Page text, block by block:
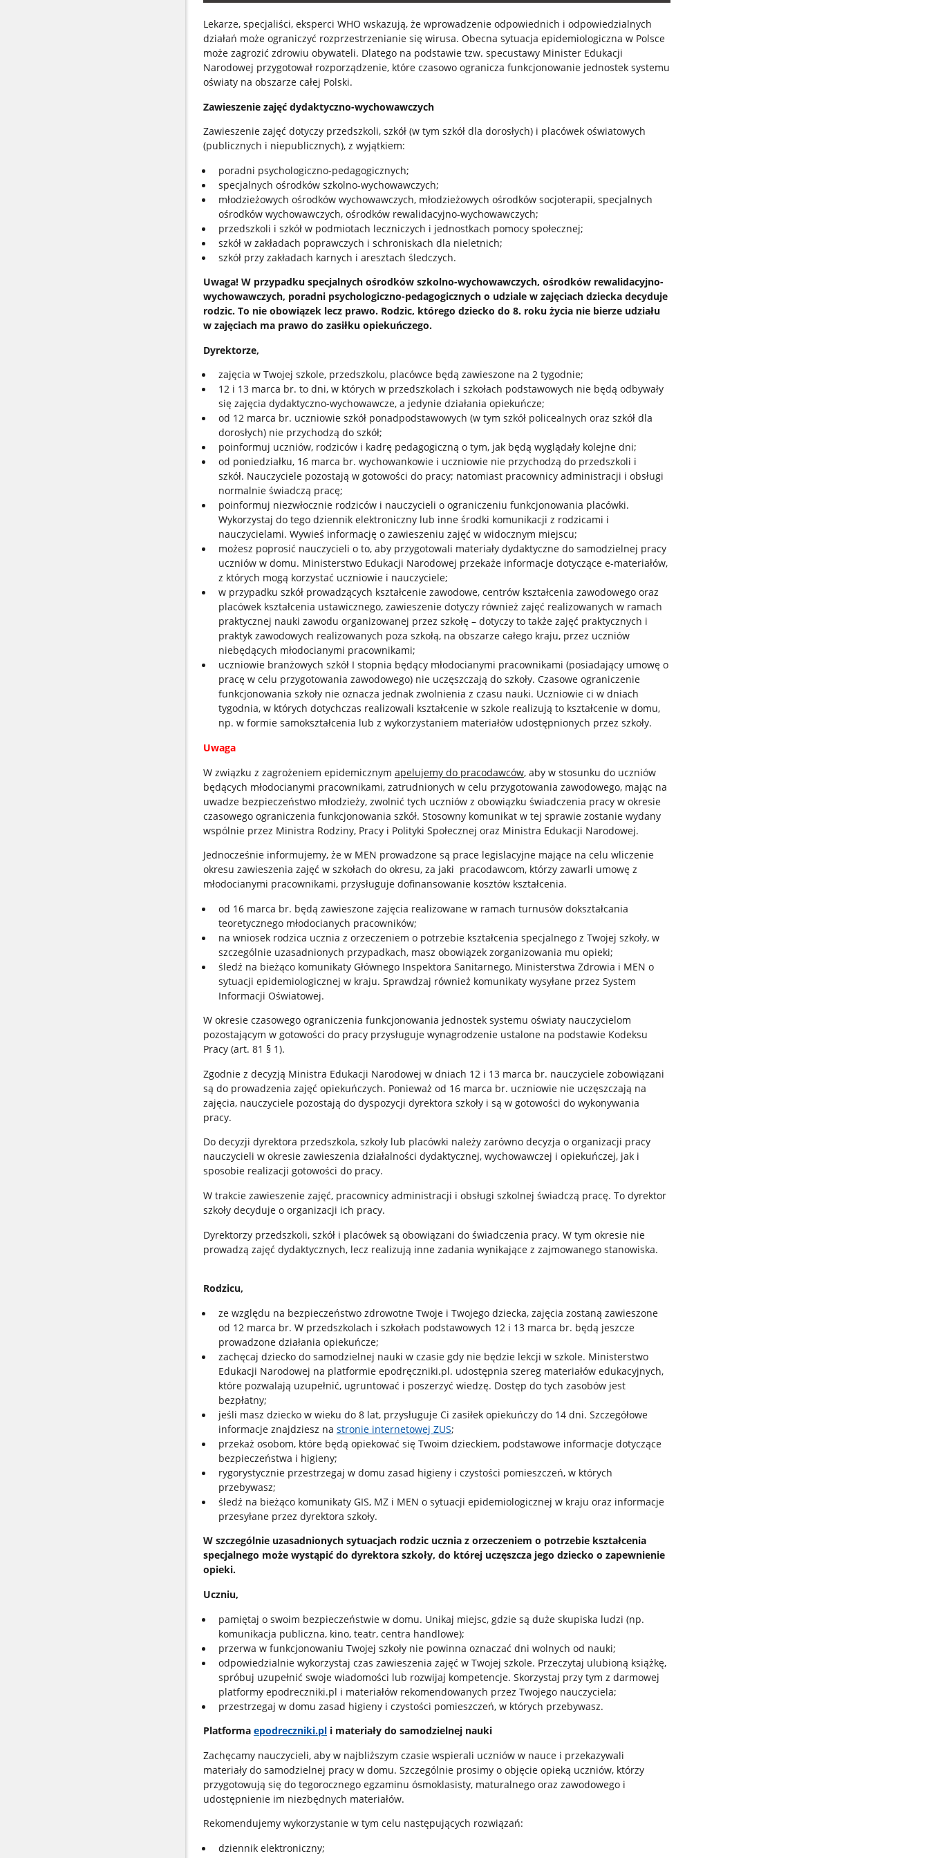
Lekarze, specjaliści, eksperci WHO wskazują, że wprowadzenie odpowiednich i odpowiedzialnych
działań może ograniczyć rozprzestrzenianie się wirusa. Obecna sytuacja epidemiologiczna w Polsce
może zagrozić zdrowiu obywateli. Dlatego na podstawie tzw. specustawy Minister Edukacji
Narodowej przygotował rozporządzenie, które czasowo ogranicza funkcjonowanie jednostek systemu
oświaty na obszarze całej Polski.
Zawieszenie zajęć dydaktyczno-wychowawczych
Zawieszenie zajęć dotyczy przedszkoli, szkół (w tym szkół dla dorosłych) i placówek oświatowych
(publicznych i niepublicznych), z wyjątkiem:
poradni psychologiczno-pedagogicznych;
specjalnych ośrodków szkolno-wychowawczych;
młodzieżowych ośrodków wychowawczych, młodzieżowych ośrodków socjoterapii, specjalnych
ośrodków wychowawczych, ośrodków rewalidacyjno-wychowawczych;
przedszkoli i szkół w podmiotach leczniczych i jednostkach pomocy społecznej;
szkół w zakładach poprawczych i schroniskach dla nieletnich;
szkół przy zakładach karnych i aresztach śledczych.
Uwaga! W przypadku specjalnych ośrodków szkolno-wychowawczych, ośrodków rewalidacyjno-
wychowawczych, poradni psychologiczno-pedagogicznych o udziale w zajęciach dziecka decyduje
rodzic. To nie obowiązek lecz prawo. Rodzic, którego dziecko do 8. roku życia nie bierze udziału
w zajęciach ma prawo do zasiłku opiekuńczego.
Dyrektorze,
zajęcia w Twojej szkole, przedszkolu, placówce będą zawieszone na 2 tygodnie;
12 i 13 marca br. to dni, w których w przedszkolach i szkołach podstawowych nie będą odbywały
się zajęcia dydaktyczno-wychowawcze, a jedynie działania opiekuńcze;
od 12 marca br. uczniowie szkół ponadpodstawowych (w tym szkół policealnych oraz szkół dla
dorosłych) nie przychodzą do szkół;
poinformuj uczniów, rodziców i kadrę pedagogiczną o tym, jak będą wyglądały kolejne dni;
od poniedziałku, 16 marca br. wychowankowie i uczniowie nie przychodzą do przedszkoli i
szkół. Nauczyciele pozostają w gotowości do pracy; natomiast pracownicy administracji i obsługi
normalnie świadczą pracę;
poinformuj niezwłocznie rodziców i nauczycieli o ograniczeniu funkcjonowania placówki.
Wykorzystaj do tego dziennik elektroniczny lub inne środki komunikacji z rodzicami i
nauczycielami. Wywieś informację o zawieszeniu zajęć w widocznym miejscu;
możesz poprosić nauczycieli o to, aby przygotowali materiały dydaktyczne do samodzielnej pracy
uczniów w domu. Ministerstwo Edukacji Narodowej przekaże informacje dotyczące e-materiałów,
z których mogą korzystać uczniowie i nauczyciele;
w przypadku szkół prowadzących kształcenie zawodowe, centrów kształcenia zawodowego oraz
placówek kształcenia ustawicznego, zawieszenie dotyczy również zajęć realizowanych w ramach
praktycznej nauki zawodu organizowanej przez szkołę – dotyczy to także zajęć praktycznych i
praktyk zawodowych realizowanych poza szkołą, na obszarze całego kraju, przez uczniów
niebędących młodocianymi pracownikami;
uczniowie branżowych szkół I stopnia będący młodocianymi pracownikami (posiadający umowę o
pracę w celu przygotowania zawodowego) nie uczęszczają do szkoły. Czasowe ograniczenie
funkcjonowania szkoły nie oznacza jednak zwolnienia z czasu nauki. Uczniowie ci w dniach
tygodnia, w których dotychczas realizowali kształcenie w szkole realizują to kształcenie w domu,
np. w formie samokształcenia lub z wykorzystaniem materiałów udostępnionych przez szkoły.
Uwaga
W związku z zagrożeniem epidemicznym apelujemy do pracodawców, aby w stosunku do uczniów
będących młodocianymi pracownikami, zatrudnionych w celu przygotowania zawodowego, mając na
uwadze bezpieczeństwo młodzieży, zwolnić tych uczniów z obowiązku świadczenia pracy w okresie
czasowego ograniczenia funkcjonowania szkół. Stosowny komunikat w tej sprawie zostanie wydany
wspólnie przez Ministra Rodziny, Pracy i Polityki Społecznej oraz Ministra Edukacji Narodowej.
Jednocześnie informujemy, że w MEN prowadzone są prace legislacyjne mające na celu wliczenie
okresu zawieszenia zajęć w szkołach do okresu, za jaki pracodawcom, którzy zawarli umowę z
młodocianymi pracownikami, przysługuje dofinansowanie kosztów kształcenia.
od 16 marca br. będą zawieszone zajęcia realizowane w ramach turnusów dokształcania
teoretycznego młodocianych pracowników;
na wniosek rodzica ucznia z orzeczeniem o potrzebie kształcenia specjalnego z Twojej szkoły, w
szczególnie uzasadnionych przypadkach, masz obowiązek zorganizowania mu opieki;
śledź na bieżąco komunikaty Głównego Inspektora Sanitarnego, Ministerstwa Zdrowia i MEN o
sytuacji epidemiologicznej w kraju. Sprawdzaj również komunikaty wysyłane przez System
Informacji Oświatowej.
W okresie czasowego ograniczenia funkcjonowania jednostek systemu oświaty nauczycielom
pozostającym w gotowości do pracy przysługuje wynagrodzenie ustalone na podstawie Kodeksu
Pracy (art. 81 § 1).
Zgodnie z decyzją Ministra Edukacji Narodowej w dniach 12 i 13 marca br. nauczyciele zobowiązani
są do prowadzenia zajęć opiekuńczych. Ponieważ od 16 marca br. uczniowie nie uczęszczają na
zajęcia, nauczyciele pozostają do dyspozycji dyrektora szkoły i są w gotowości do wykonywania
pracy.
Do decyzji dyrektora przedszkola, szkoły lub placówki należy zarówno decyzja o organizacji pracy
nauczycieli w okresie zawieszenia działalności dydaktycznej, wychowawczej i opiekuńczej, jak i
sposobie realizacji gotowości do pracy.
W trakcie zawieszenie zajęć, pracownicy administracji i obsługi szkolnej świadczą pracę. To dyrektor
szkoły decyduje o organizacji ich pracy.
Dyrektorzy przedszkoli, szkół i placówek są obowiązani do świadczenia pracy. W tym okresie nie
prowadzą zajęć dydaktycznych, lecz realizują inne zadania wynikające z zajmowanego stanowiska.
Rodzicu,
ze względu na bezpieczeństwo zdrowotne Twoje i Twojego dziecka, zajęcia zostaną zawieszone
od 12 marca br. W przedszkolach i szkołach podstawowych 12 i 13 marca br. będą jeszcze
prowadzone działania opiekuńcze;
zachęcaj dziecko do samodzielnej nauki w czasie gdy nie będzie lekcji w szkole. Ministerstwo
Edukacji Narodowej na platformie epodręczniki.pl. udostępnia szereg materiałów edukacyjnych,
które pozwalają uzupełnić, ugruntować i poszerzyć wiedzę. Dostęp do tych zasobów jest
bezpłatny;
jeśli masz dziecko w wieku do 8 lat, przysługuje Ci zasiłek opiekuńczy do 14 dni. Szczegółowe
informacje znajdziesz na stronie internetowej ZUS;
przekaż osobom, które będą opiekować się Twoim dzieckiem, podstawowe informacje dotyczące
bezpieczeństwa i higieny;
rygorystycznie przestrzegaj w domu zasad higieny i czystości pomieszczeń, w których
przebywasz;
śledź na bieżąco komunikaty GIS, MZ i MEN o sytuacji epidemiologicznej w kraju oraz informacje
przesyłane przez dyrektora szkoły.
W szczególnie uzasadnionych sytuacjach rodzic ucznia z orzeczeniem o potrzebie kształcenia
specjalnego może wystąpić do dyrektora szkoły, do której uczęszcza jego dziecko o zapewnienie
opieki.
Uczniu,
pamiętaj o swoim bezpieczeństwie w domu. Unikaj miejsc, gdzie są duże skupiska ludzi (np.
komunikacja publiczna, kino, teatr, centra handlowe);
przerwa w funkcjonowaniu Twojej szkoły nie powinna oznaczać dni wolnych od nauki;
odpowiedzialnie wykorzystaj czas zawieszenia zajęć w Twojej szkole. Przeczytaj ulubioną książkę,
spróbuj uzupełnić swoje wiadomości lub rozwijaj kompetencje. Skorzystaj przy tym z darmowej
platformy epodreczniki.pl i materiałów rekomendowanych przez Twojego nauczyciela;
przestrzegaj w domu zasad higieny i czystości pomieszczeń, w których przebywasz.
Platforma epodreczniki.pli materiały do samodzielnej nauki
Zachęcamy nauczycieli, aby w najbliższym czasie wspierali uczniów w nauce i przekazywali
materiały do samodzielnej pracy w domu. Szczególnie prosimy o objęcie opieką uczniów, którzy
przygotowują się do tegorocznego egzaminu ósmoklasisty, maturalnego oraz zawodowego i
udostępnienie im niezbędnych materiałów.
Rekomendujemy wykorzystanie w tym celu następujących rozwiązań:
dziennik elektroniczny;